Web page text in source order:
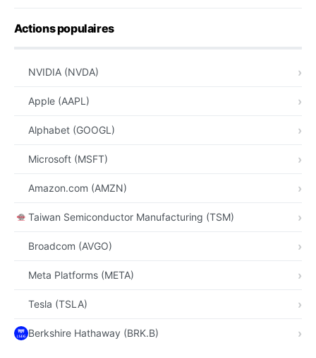
Actions populaires
NVIDIA (NVDA)
Apple (AAPL)
Alphabet (GOOGL)
Microsoft (MSFT)
Amazon.com (AMZN)
Taiwan Semiconductor Manufacturing (TSM)
Broadcom (AVGO)
Meta Platforms (META)
Tesla (TSLA)
Berkshire Hathaway (BRK.B)